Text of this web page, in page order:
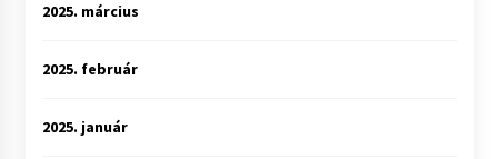
2025. március
2025. február
2025. január